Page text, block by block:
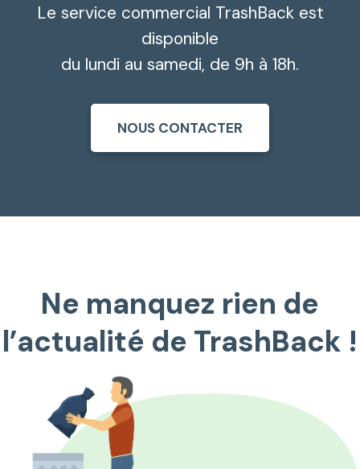
Le service commercial TrashBack est
disponible
du lundi au samedi, de 9h à 18h.
NOUS CONTACTER
Ne manquez rien de
l’actualité de TrashBack !